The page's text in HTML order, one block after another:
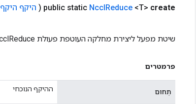
public static NcclReduce <T> create
( היקף היקף
שיטת מפעל ליצירת מחלקה העוטפת פעולת NcclReduce חדשה.
פרמטרים
תְחוּם ההיקף הנוכחי